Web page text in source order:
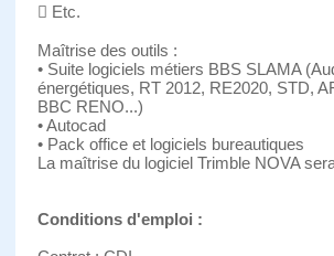
 Etc.
Maîtrise des outils :
• Suite logiciels métiers BBS SLAMA
énergétiques, RT 2012, RE2020, STD,
BBC RENO...)
• Autocad
• Pack office et logiciels bureautiques
La maîtrise du logiciel Trimble NOVA
Conditions d'emploi :